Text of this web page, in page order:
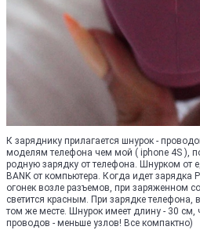
К заряднику прилагается шнурок -
моделям телефона чем мой ( iphone 4S ),
родную зарядку от телефона. Шнурком от
BANK от компьютера. Когда идет зарядка
огонек возле разъемов, при заряженном
светится красным. При зарядке телефона,
том же месте. Шнурок имеет длину - 30
проводов - меньше узлов! Все компактно)